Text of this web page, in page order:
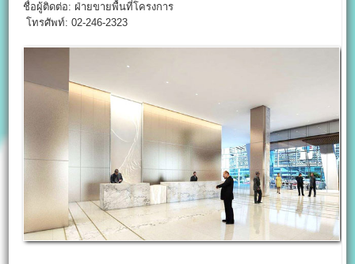
ชื่อผู้ติดต่อ: ฝ่ายขายพื้นที่โครงการ
โทรศัพท์: 02-246-2323